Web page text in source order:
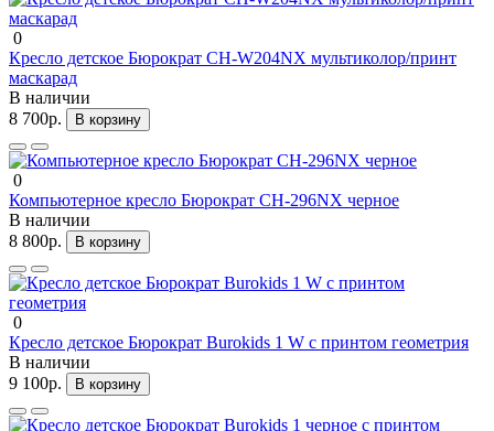
0
Кресло детское Бюрократ CH-W204NX мультиколор/принт
маскарад
В наличии
8 700р.
В корзину
0
Компьютерное кресло Бюрократ CH-296NX черное
В наличии
8 800р.
В корзину
0
Кресло детское Бюрократ Burokids 1 W с принтом геометрия
В наличии
9 100р.
В корзину